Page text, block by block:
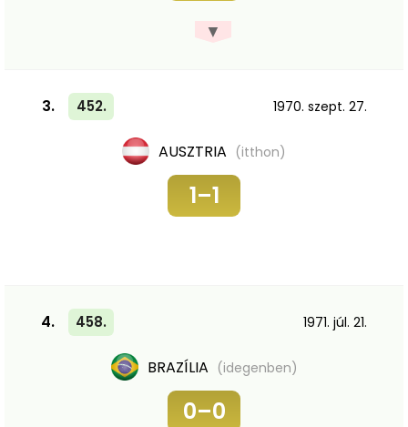
▼
3. 452. 1970. szept. 27.
AUSZTRIA (itthon)
1–1
4. 458. 1971. júl. 21.
BRAZÍLIA (idegenben)
0–0